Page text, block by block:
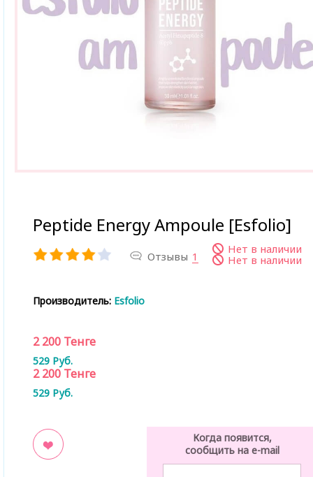
Peptide Energy Ampoule [Esfolio]
Отзывы 1
Нет в наличии
Нет в наличии
Производитель: Esfolio
2 200 Тенге
529 Руб.
2 200 Тенге
529 Руб.
Когда появится,
сообщить на e-mail